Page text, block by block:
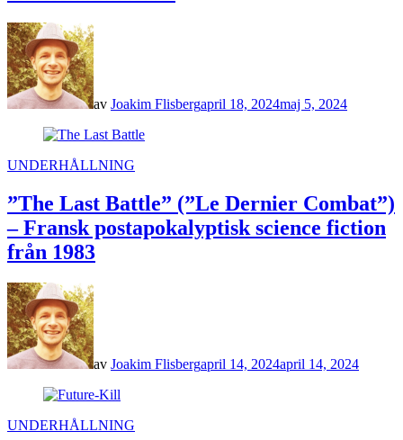
av Joakim Flisbergapril 18, 2024maj 5, 2024
POSTED
UNDERHÅLLNING
”The Last Battle” (”Le Dernier Combat”)
– Fransk postapokalyptisk science fiction
från 1983
av Joakim Flisbergapril 14, 2024april 14, 2024
POSTED
UNDERHÅLLNING